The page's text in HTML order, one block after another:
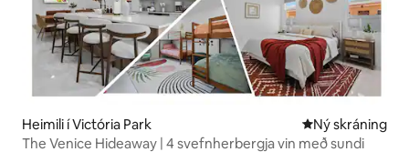
Heimili í Victória Park Ný gistiaðstaða
Ný skráning
The Venice Hideaway | 4 svefnherbergja vin með sundi